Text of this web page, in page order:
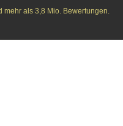
mehr als 3,8 Mio. Bewertungen.